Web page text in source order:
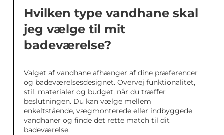
Hvilken type vandhane skal
jeg vælge til mit
badeværelse?
Valget af vandhane afhænger af dine præferencer
og badeværelsesdesignet. Overvej funktionalitet,
stil, materialer og budget, når du træffer
beslutningen. Du kan vælge mellem
enkeltstående, vægmonterede eller indbyggede
vandhaner og finde det rette match til dit
badeværelse.